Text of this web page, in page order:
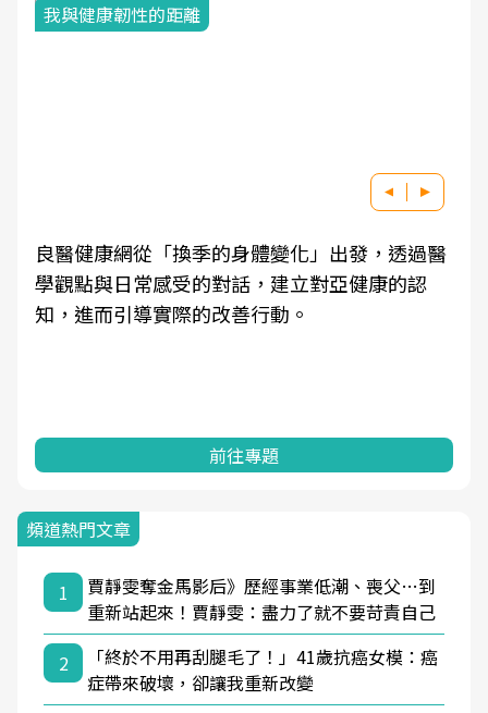
我與健康韌性的距離
良醫健康網從「換季的身體變化」出發，透過醫
學觀點與日常感受的對話，建立對亞健康的認
知，進而引導實際的改善行動。
前往專題
頻道熱門文章
1
賈靜雯奪金馬影后》歷經事業低潮、喪父…到
重新站起來！賈靜雯：盡力了就不要苛責自己
2
「終於不用再刮腿毛了！」41歲抗癌女模：癌
症帶來破壞，卻讓我重新改變